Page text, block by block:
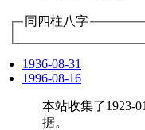
同四柱八字
1936-08-31
1996-08-16
本站收集了1923-
据。